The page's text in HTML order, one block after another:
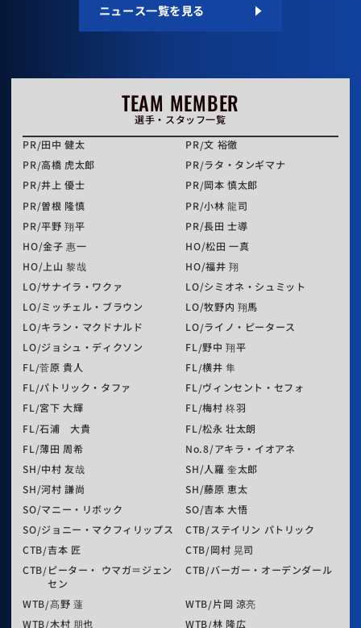
ニュース一覧を見る
TEAM MEMBER
選手・スタッフ一覧
PR 田中 健太 PR 文 裕徹
PR 高橋 虎太郎 PR ラタ・タンギマナ
PR 井上 優士 PR 岡本 慎太郎
PR 曽根 隆慎 PR 小林 龍司
PR 平野 翔平 PR 長田 士導
HO 金子 惠一 HO 松田 一真
HO
上山 黎哉 HO 福井 翔
LO サナイラ・ワクァ LO シミオネ・シュミット
LO ミッチェル・ブラウン LO 牧野内 翔馬
LO キラン・マクドナルド LO ライノ・ピータース
LO ジョシュ・ディクソン FL 野中 翔平
FL 菅原 貴人 FL 横井 隼
FL パトリック・タファ FL ヴィンセント・セフォ
FL 宮下 大輝 FL 梅村 柊羽
FL 石浦 大貴 FL 松永 壮太朗
FL 薄田 周希 No.8 アキラ・イオアネ
SH 中村 友哉 SH 人羅 奎太郎
SH 河村 謙尚 SH 藤原 恵太
SO マニー・リボック SO 吉本 大悟
SO ジョニー・マクフィリップス CTB ステイリン パトリック
CTB 吉本 匠 CTB 岡村 晃司
CTB ピーター・ ウマガ＝ジェン
セン
CTB バーガー・オーデンダール
WTB 髙野 蓮 WTB 片岡 涼亮
WTB 木村 朋也 WTB 林 隆広